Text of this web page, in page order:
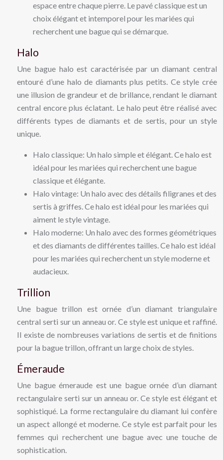
espace entre chaque pierre. Le pavé classique est un
choix élégant et intemporel pour les mariées qui
recherchent une bague qui se démarque.
Halo
Une bague halo est caractérisée par un diamant central
entouré d’une halo de diamants plus petits. Ce style crée
une illusion de grandeur et de brillance, rendant le diamant
central encore plus éclatant. Le halo peut être réalisé avec
différents types de diamants et de sertis, pour un style
unique.
Halo classique: Un halo simple et élégant. Ce halo est
idéal pour les mariées qui recherchent une bague
classique et élégante.
Halo vintage: Un halo avec des détails filigranes et des
sertis à griffes. Ce halo est idéal pour les mariées qui
aiment le style vintage.
Halo moderne: Un halo avec des formes géométriques
et des diamants de différentes tailles. Ce halo est idéal
pour les mariées qui recherchent un style moderne et
audacieux.
Trillion
Une bague trillon est ornée d’un diamant triangulaire
central serti sur un anneau or. Ce style est unique et raffiné.
Il existe de nombreuses variations de sertis et de finitions
pour la bague trillon, offrant un large choix de styles.
Émeraude
Une bague émeraude est une bague ornée d’un diamant
rectangulaire serti sur un anneau or. Ce style est élégant et
sophistiqué. La forme rectangulaire du diamant lui confère
un aspect allongé et moderne. Ce style est parfait pour les
femmes qui recherchent une bague avec une touche de
sophistication.